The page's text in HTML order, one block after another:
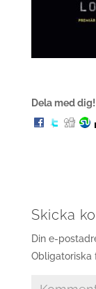
Dela med dig!
Skicka
Din e-
Obligatoriska